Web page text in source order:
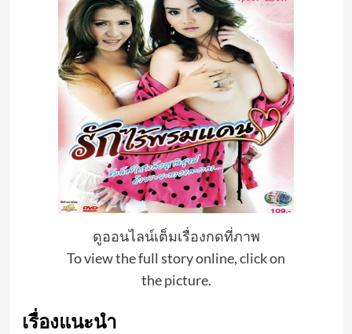
ดูออนไลน์เต็มเรื่องกดที่ภาพ
To view the full story online, click on
the picture.
เรื่องแนะนำ